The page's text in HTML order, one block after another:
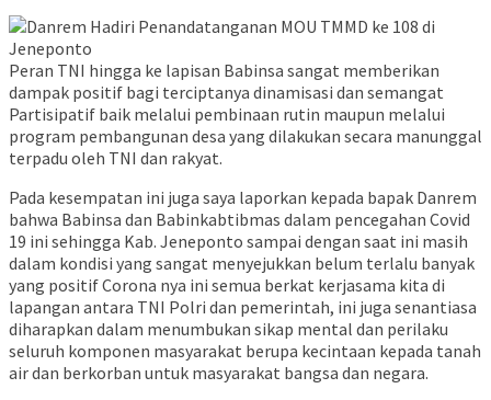
Peran TNI hingga ke lapisan Babinsa sangat memberikan
dampak positif bagi terciptanya dinamisasi dan semangat
Partisipatif baik melalui pembinaan rutin maupun melalui
program pembangunan desa yang dilakukan secara manunggal
terpadu oleh TNI dan rakyat.
Pada kesempatan ini juga saya laporkan kepada bapak Danrem
bahwa Babinsa dan Babinkabtibmas dalam pencegahan Covid
19 ini sehingga Kab. Jeneponto sampai dengan saat ini masih
dalam kondisi yang sangat menyejukkan belum terlalu banyak
yang positif Corona nya ini semua berkat kerjasama kita di
lapangan antara TNI Polri dan pemerintah, ini juga senantiasa
diharapkan dalam menumbukan sikap mental dan perilaku
seluruh komponen masyarakat berupa kecintaan kepada tanah
air dan berkorban untuk masyarakat bangsa dan negara.